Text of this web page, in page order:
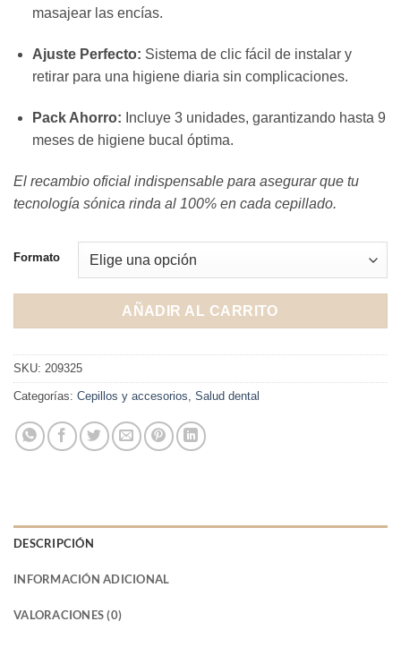
masajear las encías.
Ajuste Perfecto: Sistema de clic fácil de instalar y
retirar para una higiene diaria sin complicaciones.
Pack Ahorro: Incluye 3 unidades, garantizando hasta 9
meses de higiene bucal óptima.
El recambio oficial indispensable para asegurar que tu
tecnología sónica rinda al 100% en cada cepillado.
Formato
AÑADIR AL CARRITO
SKU: 209325
Categorías: Cepillos y accesorios, Salud dental
DESCRIPCIÓN
INFORMACIÓN ADICIONAL
VALORACIONES (0)